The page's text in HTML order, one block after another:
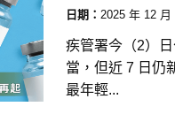
日期： 2025 年 12 月
疾管署今（2）
當，但近 7 日仍
最年輕...